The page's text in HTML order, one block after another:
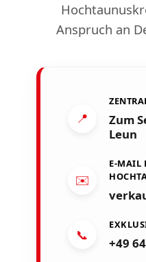
Anspruch an
📍
Zum
Leun
✉️
E-MAIL
📞
+49